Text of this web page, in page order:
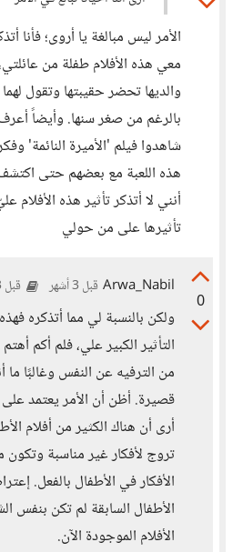
الأمر ليس مبالغة يا أروى؛ فأنا
معي هذه الأفلام طفلة من
والديها تحضر حقيبتها وتقول
بالرغم من صغر سنها. وأيضاً
شاهدوا فيلم 'الأميرة النائمة'
هذه اللعبة مع بعضهم حتى
أنني لا أتذكر تأثير هذه الأفلام
تأثيرها على من حولي
0
Arwa_Nabil قبل 3 أشهر قبل 3 أشهر
ولكن بالنسبة لي مما أتذكره
التأثير الكبير علي، فلم أكم
من الترفيه عن النفس وغالبًا ما
قصيرة. أظن أن الأمر يعتمد
أرى أن هناك الكثير من أفلام
تروج لأفكار غير مناسبة
الأفكار في الأطفال بالفعل.
الأطفال السابقة لم تكن
الأفلام الموجودة الآن.